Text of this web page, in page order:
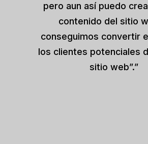
pero aun así puedo
contenido del sitio
conseguimos convertir
los clientes potenciales
sitio web”.”